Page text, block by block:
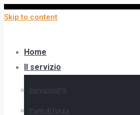
Skip to content
Home
Il servizio
ServizioGPS
Punti di forza